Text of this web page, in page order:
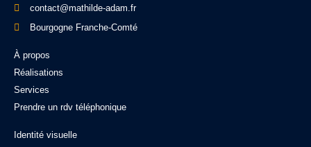
contact@mathilde-adam.fr
Bourgogne Franche-Comté
À propos
Réalisations
Services
Prendre un rdv téléphonique
Identité visuelle